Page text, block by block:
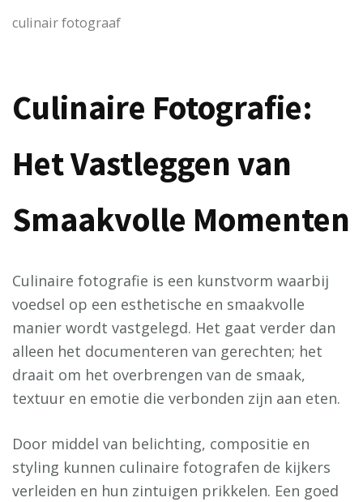
culinair fotograaf
Culinaire Fotografie:
Het Vastleggen van
Smaakvolle Momenten
Culinaire fotografie is een kunstvorm waarbij
voedsel op een esthetische en smaakvolle
manier wordt vastgelegd. Het gaat verder dan
alleen het documenteren van gerechten; het
draait om het overbrengen van de smaak,
textuur en emotie die verbonden zijn aan eten.
Door middel van belichting, compositie en
styling kunnen culinaire fotografen de kijkers
verleiden en hun zintuigen prikkelen. Een goed